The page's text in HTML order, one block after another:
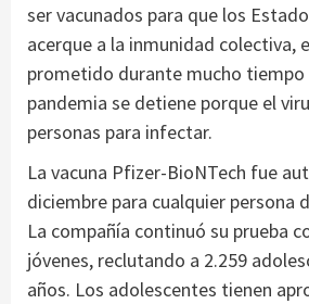
ser vacunados para que los
acerque a la inmunidad colectiva,
prometido durante mucho tiempo
pandemia se detiene porque el
personas para infectar.
La vacuna Pfizer-BioNTech fue
diciembre para cualquier persona
La compañía continuó su prueba
jóvenes, reclutando a 2.259
años. Los adolescentes tienen